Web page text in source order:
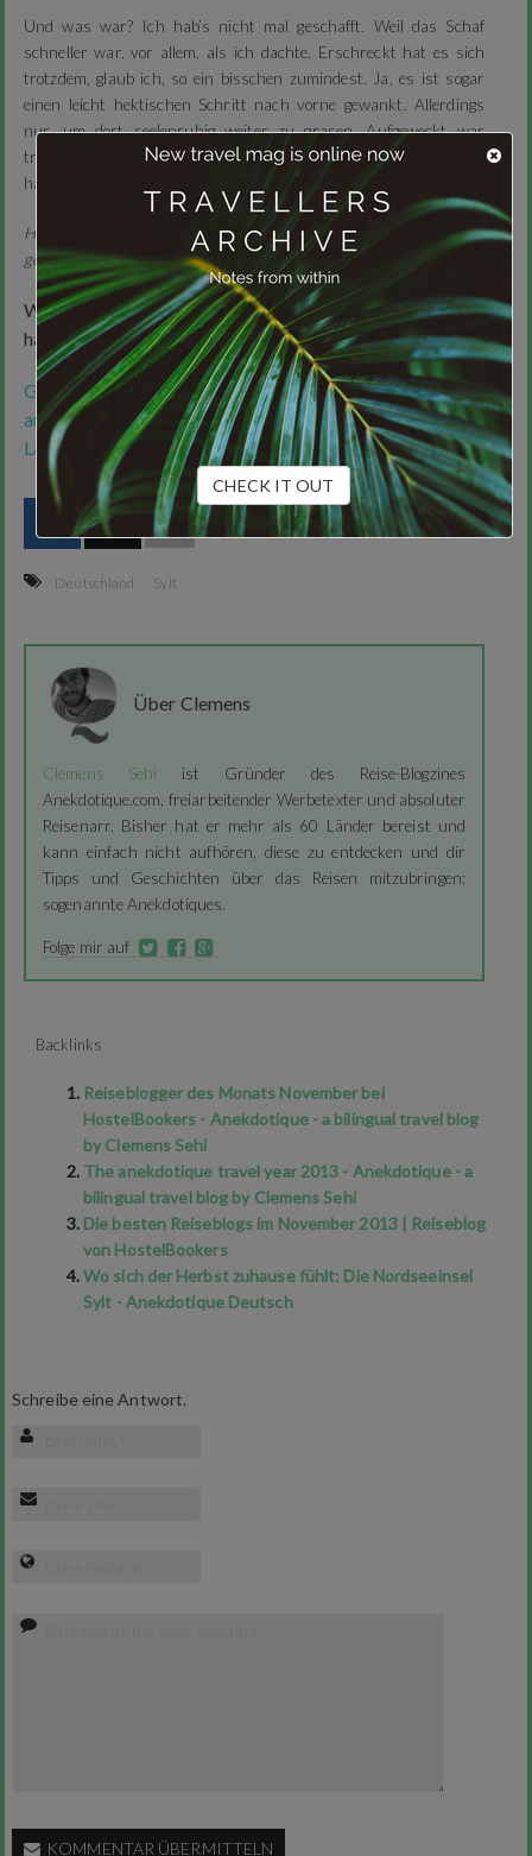
Und was war? Ich hab’s nicht mal geschafft. Weil das Schaf
schneller war, vor allem, als ich dachte. Erschreckt hat es sich
trotzdem, glaub ich, so ein bisschen zumindest. Ja, es ist sogar
einen leicht hektischen Schritt nach vorne gewankt. Allerdings
nur, um dort seelenruhig weiter zu grasen. Aufgeweckt war
trotzdem jemand nach dieser Aktion: ich selbst. Naja, wenigstens
hatte einer einen actionreichen Tag.
Hinweis: Bei der Recherche für diesen Beitrag wurde kein Schaf
geschubst.
Warst du mal auf Sylt? Welche Tipps und Anekdotiques
hast du von dort? Schreib einen Kommentar!
Gefällt dir dieser Artikel? Dann folge mir
aufFacebookum über neue Beiträge auf dem
Laufenden gehalten zu werden!
Deutschland Sylt
Über Clemens
Clemens Sehi ist Gründer des Reise-Blogzines
Anekdotique.com, freiarbeitender Werbetexter und absoluter
Reisenarr. Bisher hat er mehr als 60 Länder bereist und
kann einfach nicht aufhören, diese zu entdecken und dir
Tipps und Geschichten über das Reisen mitzubringen:
sogenannte Anekdotiques.
Folge mir auf
Backlinks
Reiseblogger des Monats November bei
HostelBookers - Anekdotique - a bilingual travel blog
by Clemens Sehi
The anekdotique travel year 2013 - Anekdotique - a
bilingual travel blog by Clemens Sehi
Die besten Reiseblogs im November 2013 | Reiseblog
von HostelBookers
Wo sich der Herbst zuhause fühlt: Die Nordseeinsel
Sylt - Anekdotique Deutsch
Schreibe eine Antwort.
KOMMENTAR ÜBERMITTELN
CHECK IT OUT